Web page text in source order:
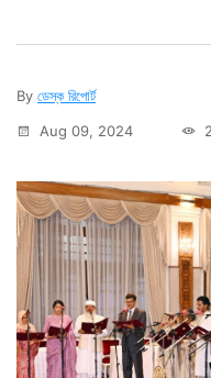
By ডেস্ক রিপোর্ট
Aug 09, 2024